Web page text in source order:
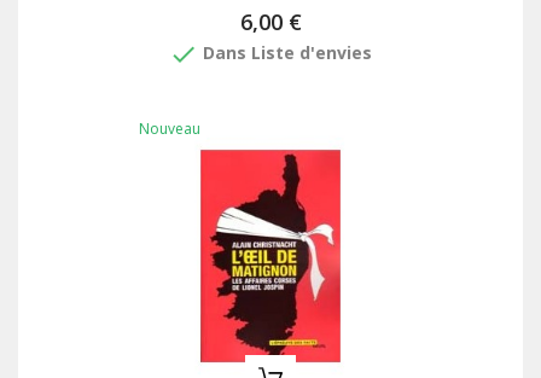
6,00 €
done Dans Liste d'envies
Nouveau